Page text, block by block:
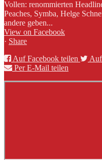
Vollen: renommierten
Peaches, Symba, Helge
andere geben...
View on Facebook
· Share
Auf Facebook teilen
Per E-Mail teilen